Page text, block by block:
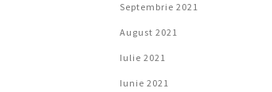
Septembrie 2021
August 2021
Iulie 2021
Iunie 2021